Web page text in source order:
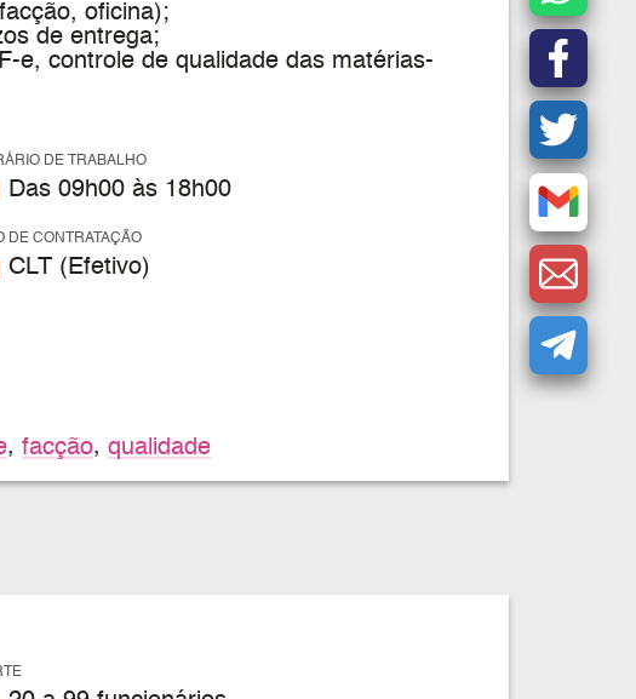
oficina);
de entrega;
e, controle de qualidade das matérias-
DE TRABALHO
Das 09h00 às 18h00
DE CONTRATAÇÃO
CLT (Efetivo)
, facção, qualidade